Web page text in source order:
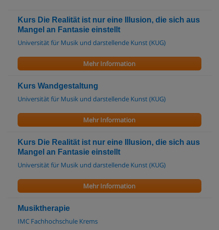
Kurs Die Realität ist nur eine Illusion, die sich aus
Mangel an Fantasie einstellt
Universität für Musik und darstellende Kunst (KUG)
Mehr Information
Kurs Wandgestaltung
Universität für Musik und darstellende Kunst (KUG)
Mehr Information
Kurs Die Realität ist nur eine Illusion, die sich aus
Mangel an Fantasie einstellt
Universität für Musik und darstellende Kunst (KUG)
Mehr Information
Musiktherapie
IMC Fachhochschule Krems